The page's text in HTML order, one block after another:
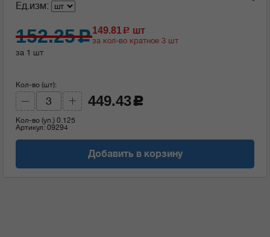
Ед.изм:
152.25c
за 1 шт
149.81c шт
за кол-во кратное 3 шт
Кол-во (шт):
Кол-во (уп.) 0.125
Артикул: 09294
449.43c
Добавить в корзину